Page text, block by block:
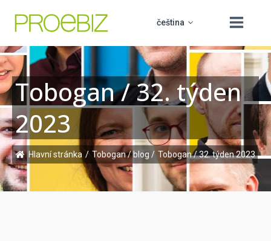
čeština
slovenčina
english
polski
hrvatski
O nás
Produkty
Vzdělávání
PROCUREMENT BOARD
Podpora
Tobogan / 32. týden
2023
Hlavní stránka / Tobogan / blog/ Tobogan / 32. týden 2023